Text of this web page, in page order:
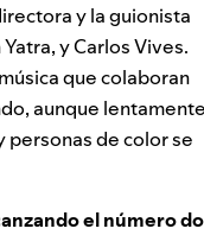
y la guionista
y Carlos Vives.
que colaboran
aunque
personas de color se
el número